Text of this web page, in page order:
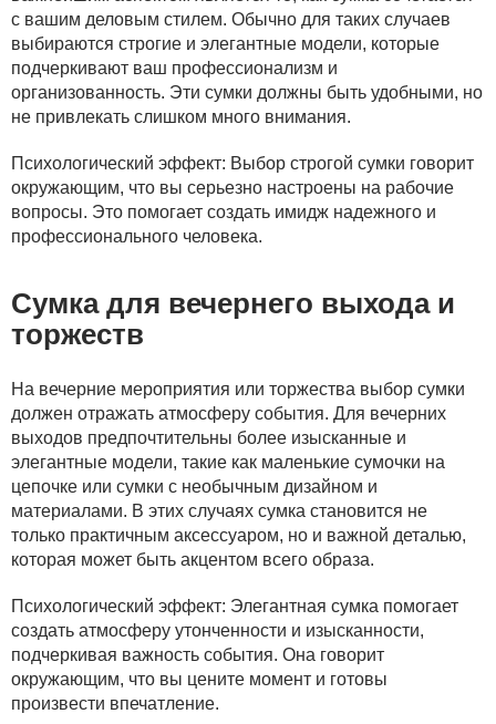
с вашим деловым стилем. Обычно для таких случаев
выбираются строгие и элегантные модели, которые
подчеркивают ваш профессионализм и
организованность. Эти сумки должны быть удобными, но
не привлекать слишком много внимания.
Психологический эффект: Выбор строгой сумки говорит
окружающим, что вы серьезно настроены на рабочие
вопросы. Это помогает создать имидж надежного и
профессионального человека.
Сумка для вечернего выхода и
торжеств
На вечерние мероприятия или торжества выбор сумки
должен отражать атмосферу события. Для вечерних
выходов предпочтительны более изысканные и
элегантные модели, такие как маленькие сумочки на
цепочке или сумки с необычным дизайном и
материалами. В этих случаях сумка становится не
только практичным аксессуаром, но и важной деталью,
которая может быть акцентом всего образа.
Психологический эффект: Элегантная сумка помогает
создать атмосферу утонченности и изысканности,
подчеркивая важность события. Она говорит
окружающим, что вы цените момент и готовы
произвести впечатление.